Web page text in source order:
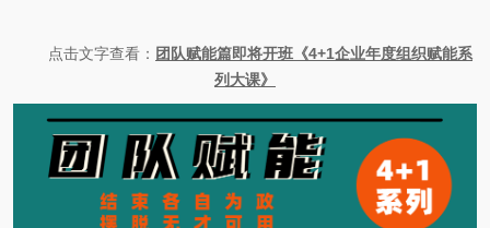
点击文字查看： 团队赋能篇即将开班《4+1企业年度组织赋能系
列大课》